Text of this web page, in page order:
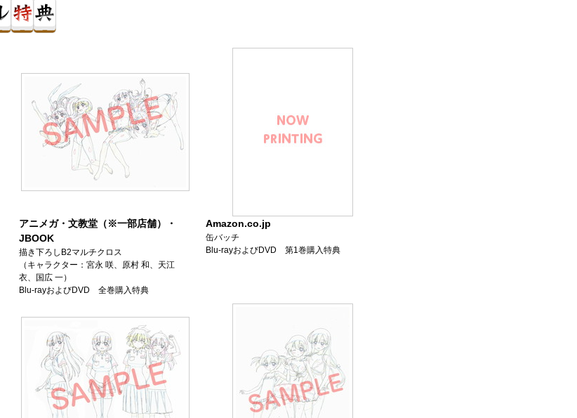
アニメガ・文教堂（※一部店舗）・
JBOOK
描き下ろしB2マルチクロス
（キャラクター：宮永 咲、原村 和、天江
衣、国広 一）
Blu-rayおよびDVD 全巻購入特典
Amazon.co.jp
缶バッチ
Blu-rayおよびDVD 第1巻購入特典